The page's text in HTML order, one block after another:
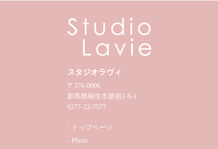
スタジオラヴィ
〒376-0006
群馬県桐生市新宿1-8-1
0277-22-7577
トップページ
Photo